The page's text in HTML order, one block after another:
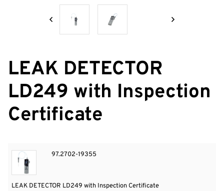
LEAK DETECTOR
LD249 with Inspection
Certificate
97.2702-19355
LEAK DETECTOR LD249 with Inspection Certificate